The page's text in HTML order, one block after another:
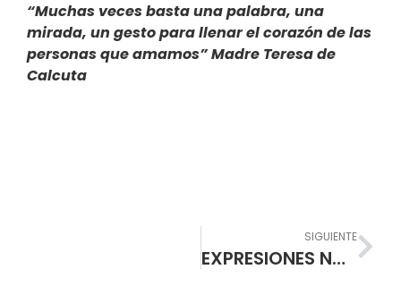
“Muchas veces basta una palabra, una
mirada, un gestopara llenar el corazón de las
personas que amamos”Madre Teresa de
Calcuta
SIGUIENTE
EXPRESIONES NORMALISTAS EN SUS CIEN AÑOS